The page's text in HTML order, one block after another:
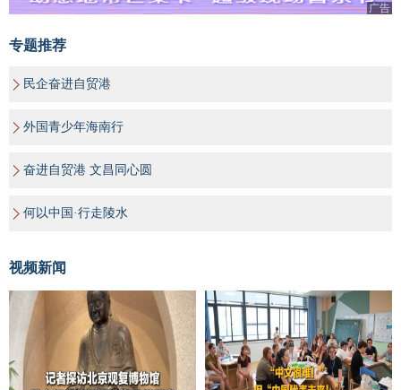
广告
专题推荐
民企奋进自贸港
外国青少年海南行
奋进自贸港 文昌同心圆
何以中国·行走陵水
视频新闻